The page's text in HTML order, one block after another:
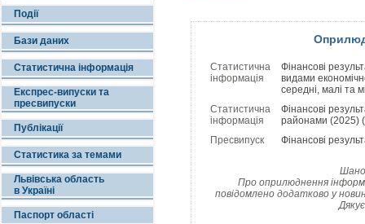
Події
Бази даних
Статистична інформація
Експрес-випуски та
пресвипуски
Публікації
Статистика за темами
Львівська область
в Україні
Паспорт області
Статистична
інформація
Фінансові
видами
середні, малі та
Статистична
інформація
Фінансові
районами (2025)
Пресвипуск
Фінансові
Про оприлюднення
повідомлено додатково у